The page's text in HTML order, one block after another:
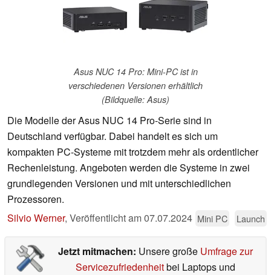
Asus NUC 14 Pro: Mini-PC ist in
verschiedenen Versionen erhältlich
(Bildquelle: Asus)
Die Modelle der Asus NUC 14 Pro-Serie sind in
Deutschland verfügbar. Dabei handelt es sich um
kompakten PC-Systeme mit trotzdem mehr als ordentlicher
Rechenleistung. Angeboten werden die Systeme in zwei
grundlegenden Versionen und mit unterschiedlichen
Prozessoren.
Silvio Werner, Veröffentlicht am07.07.2024 Mini PC Launch
Jetzt mitmachen: Unsere große Umfrage zur
Servicezufriedenheitbei Laptops und